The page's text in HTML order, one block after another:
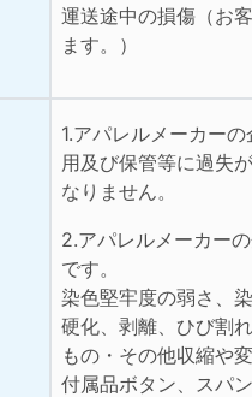
運送途中の損傷（お
ます。）
1.アパレルメーカー
用及び保管等に過失
なりません。
2.アパレルメーカー
です。
染色堅牢度の弱さ、
硬化、剥離、ひび割
もの・その他収縮や
付属品ボタン、スパ